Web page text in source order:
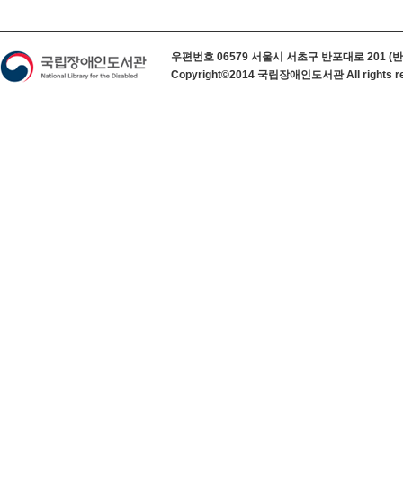
우편번호 06579 서울시 서초구 반포대로 201 (
Copyright©2014 국립장애인도서관 All rights